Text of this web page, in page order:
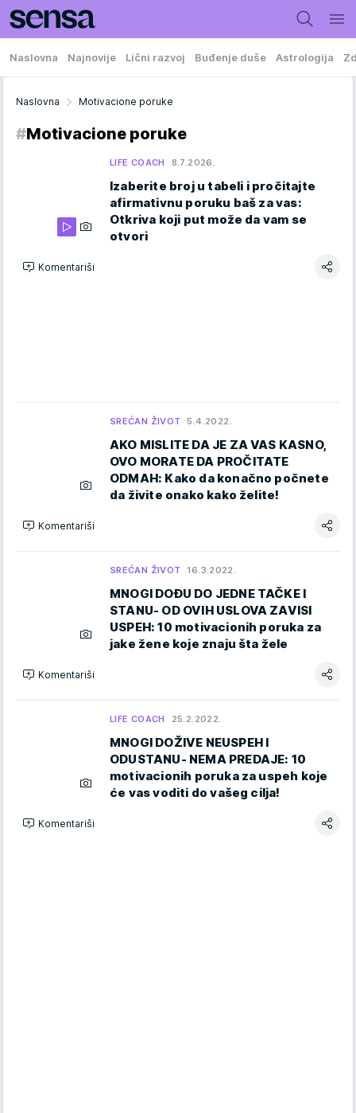
Naslovna Najnovije Lični razvoj Buđenje duše Astrologija
Naslovna Motivacione poruke
#Motivacione poruke
LIFE COACH 8.7.2026.
Izaberite broj u tabeli i pročitajte
afirmativnu poruku baš za vas:
Otkriva koji put može da vam se
otvori
Komentariši
SREĆAN ŽIVOT 5.4.2022.
AKO MISLITE DA JE ZA VAS KASNO,
OVO MORATE DA PROČITATE
ODMAH: Kako da konačno počnete
da živite onako kako želite!
Komentariši
SREĆAN ŽIVOT 16.3.2022.
MNOGI DOĐU DO JEDNE TAČKE I
STANU- OD OVIH USLOVA ZAVISI
USPEH: 10 motivacionih poruka za
jake žene koje znaju šta žele
Komentariši
LIFE COACH 25.2.2022.
MNOGI DOŽIVE NEUSPEH I
ODUSTANU- NEMA PREDAJE: 10
motivacionih poruka za uspeh koje
će vas voditi do vašeg cilja!
Komentariši